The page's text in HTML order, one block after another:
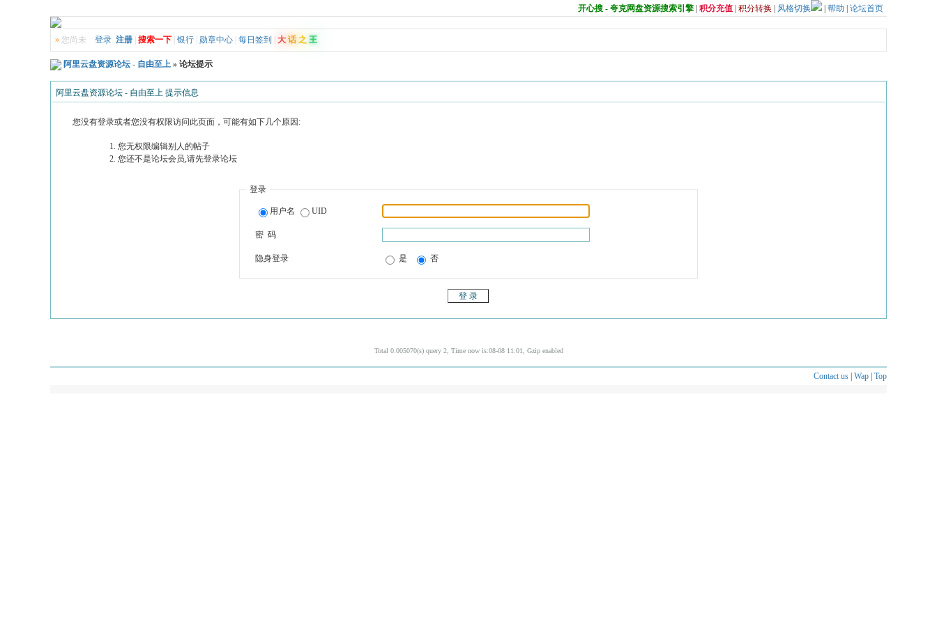
开心搜 - 夸克网盘资源搜索引擎 积分充值 积分转换 风格切换 帮助 论坛首页
» 您尚未 登录 注册 搜索一下 银行 勋章中心 每日签到 大 话 之 王
阿里云盘资源论坛 - 自由至上 » 论坛提示
阿里云盘资源论坛 - 自由至上 提示信息
您没有登录或者您没有权限访问此页面，可能有如下几个原因:
您无权限编辑别人的帖子
您还不是论坛会员,请先登录论坛
登录
用户名 UID
密 码
隐身登录 是 否
Total 0.005070(s) query 2, Time now is:08-08 11:01, Gzip enabled
Contact us Wap Top